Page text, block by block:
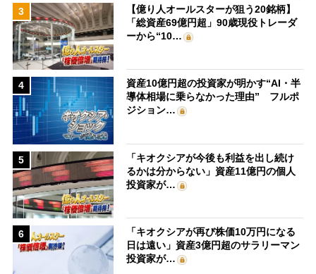
3
【億り人オールスターが狙う20銘柄】
「総資産69億円超」90歳現役トレーダ
ーから“10…
4
資産10億円超の投資家が明かす“AI・半
導体相場に乗らなかった理由” フルポ
ジション…
5
「キオクシアが今後も利益を出し続け
るかは分からない」資産11億円の個人
投資家が…
6
「キオクシアが再び株価10万円になる
日は遠い」資産3億円超のサラリーマン
投資家が…